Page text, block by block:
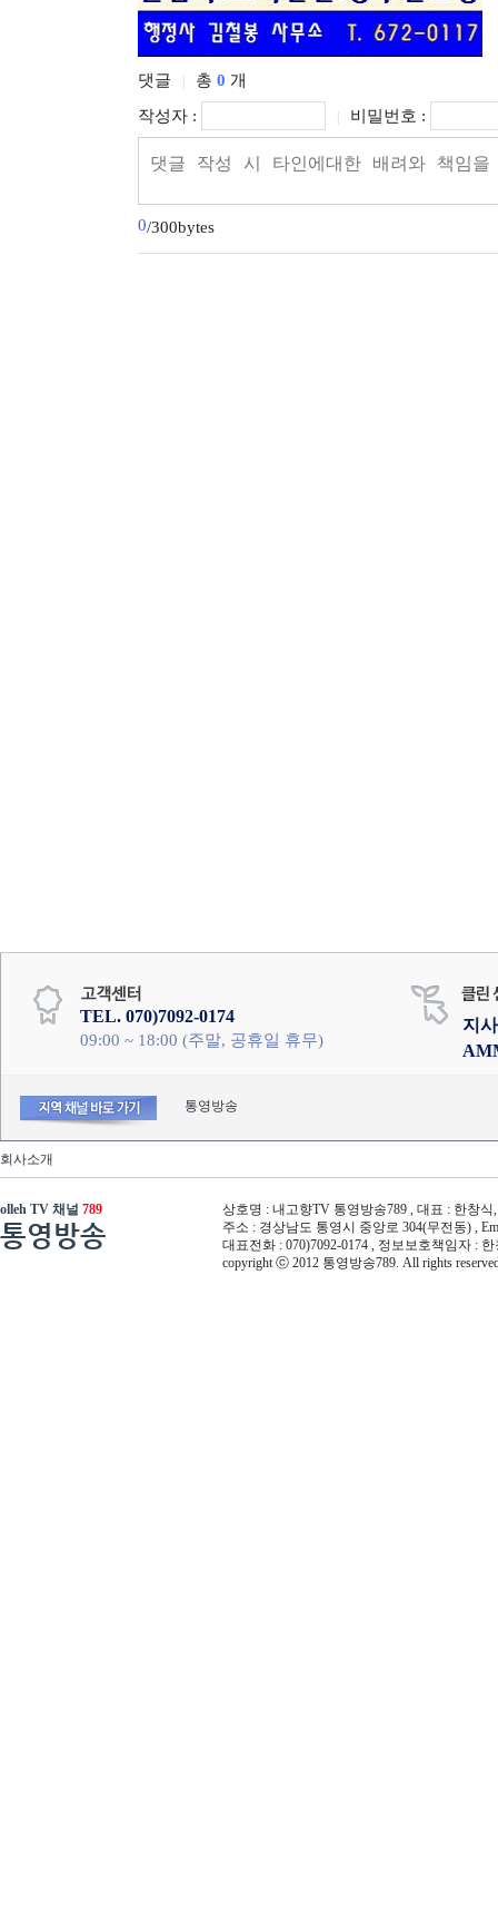
댓글 총 0 개
작성자 :
비밀번호 :
0/300bytes
TEL. 070)7092-0174
09:00 ~ 18:00 (주말, 공휴일 휴무)
지
통영방송
회사소개
olleh TV 채널 789
통영방송
상호명 : 내고향TV 통영방송789 , 대표 : 한창식
주소 : 경상남도 통영시 중앙로 304(무전동) ,
대표전화 : 070)7092-0174 , 정보보호책임자 :
copyright ⓒ 2012 통영방송789. All rights